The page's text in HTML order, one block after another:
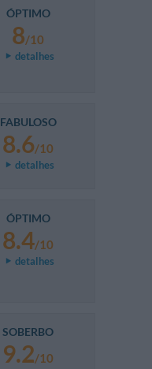
ÓPTIMO
8/10
detalhes
FABULOSO
8.6/10
detalhes
ÓPTIMO
8.4/10
detalhes
SOBERBO
9.2/10